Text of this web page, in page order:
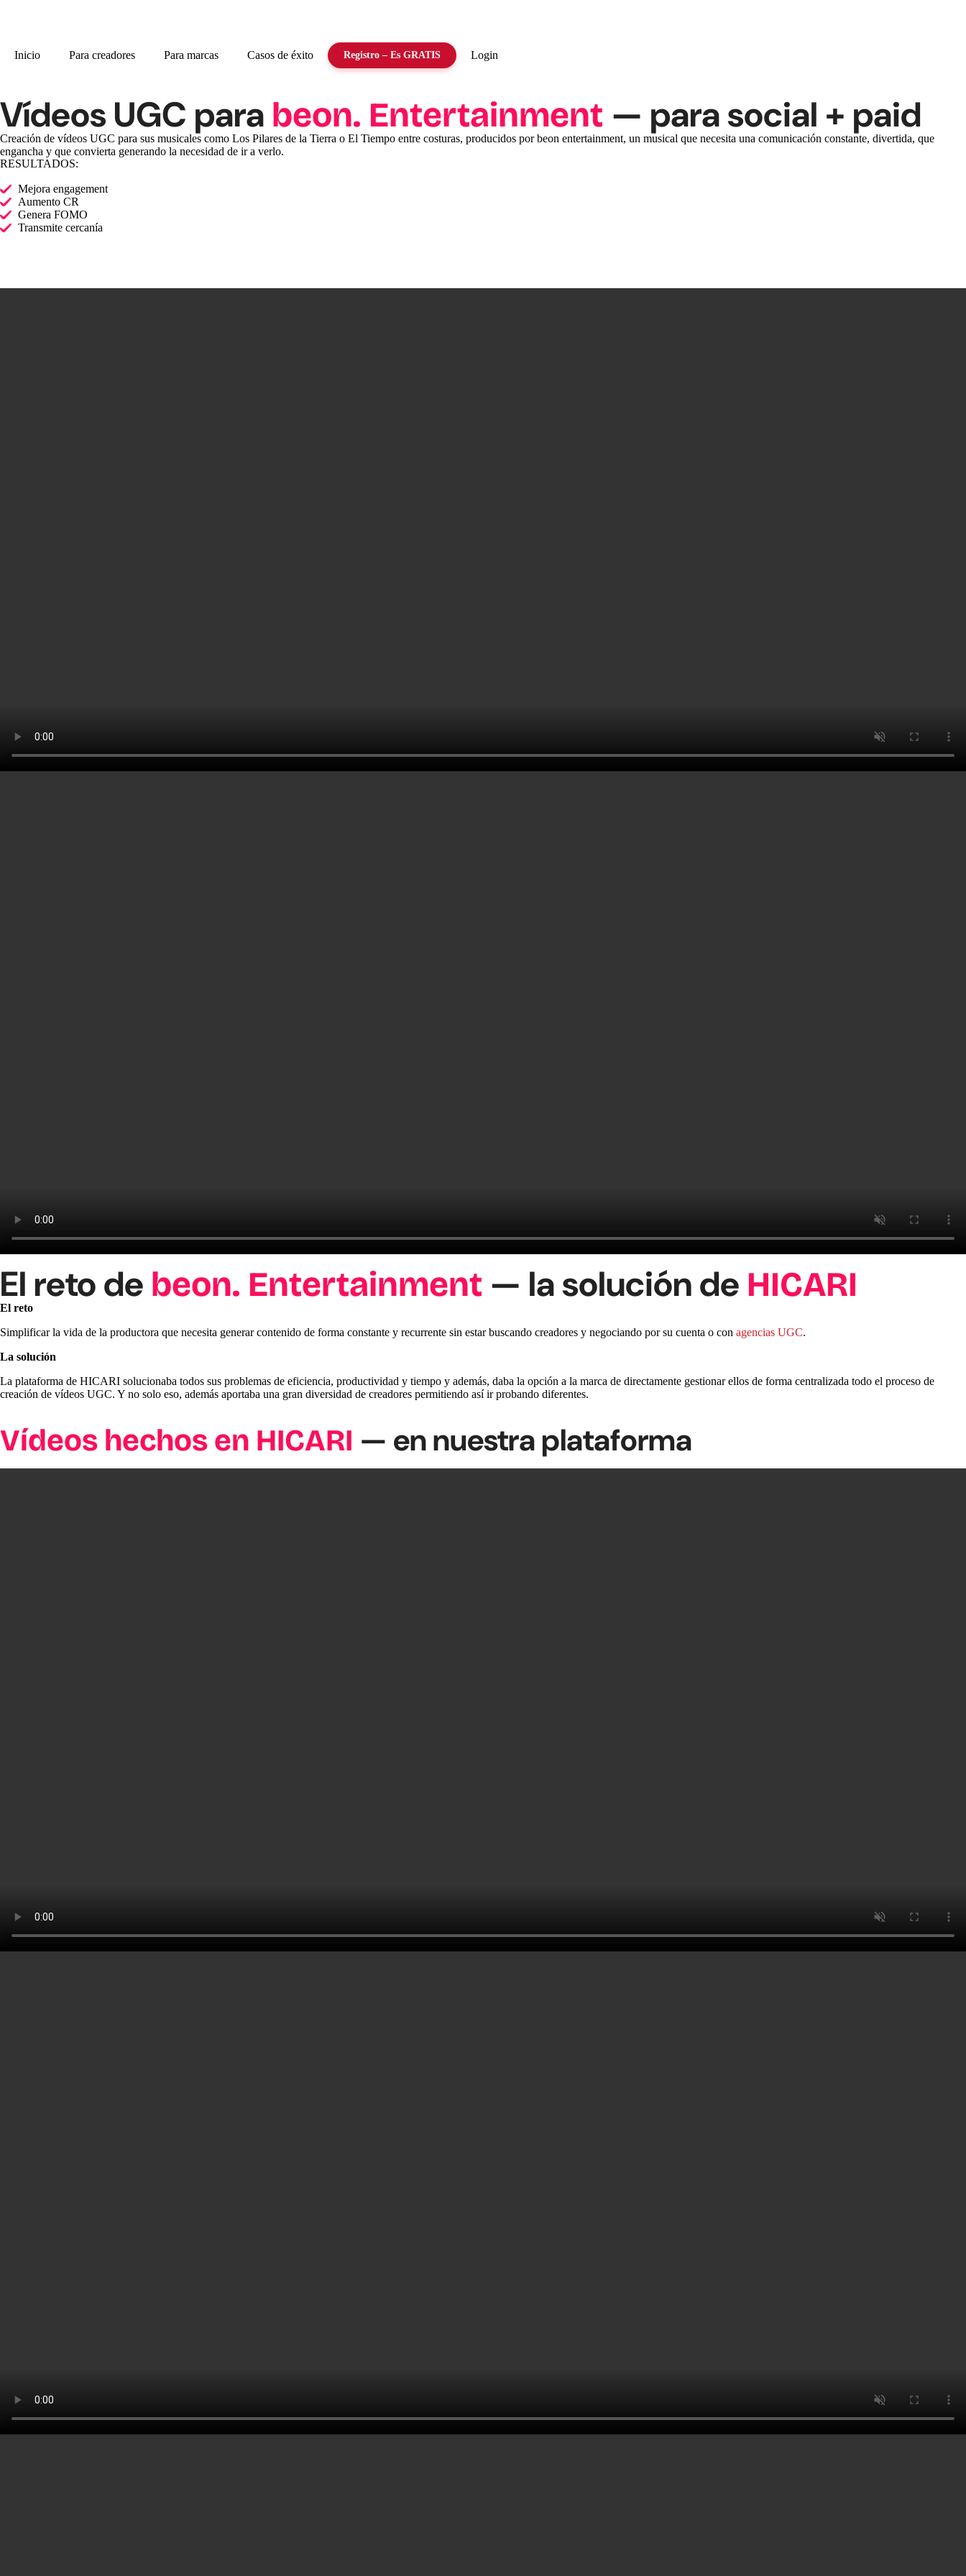
Inicio Para creadores Para marcas Casos de éxito Registro – Es GRATIS Login
Vídeos UGC para beon. Entertainment — para social + paid
Creación de vídeos UGC para sus musicales como Los Pilares de la Tierra o El Tiempo entre costuras, producidos por beon entertainment, un musical que necesita una comunicación constante, divertida, que
engancha y que convierta generando la necesidad de ir a verlo.
RESULTADOS:
Mejora engagement
Aumento CR
Genera FOMO
Transmite cercanía
El reto de beon. Entertainment — la solución de HICARI
El reto
Simplificar la vida de la productora que necesita generar contenido de forma constante y recurrente sin estar buscando creadores y negociando por su cuenta o con agencias UGC.
La solución
La plataforma de HICARI solucionaba todos sus problemas de eficiencia, productividad y tiempo y además, daba la opción a la marca de directamente gestionar ellos de forma centralizada todo el proceso de
creación de vídeos UGC. Y no solo eso, además aportaba una gran diversidad de creadores permitiendo así ir probando diferentes.
Vídeos hechos en HICARI — en nuestra plataforma